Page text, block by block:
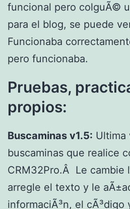
funcional pero colguÃ©
para el blog, se puede
Funcionaba
pero funcionaba.
Pruebas,
propios:
Buscaminas v1.5: Ultima
buscaminas que realice
CRM32Pro.Â Le cambie
arregle el texto y le
informaciÃ³n, el